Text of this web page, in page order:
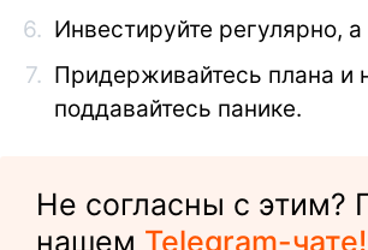
Инвестируйте регулярно, а
Придерживайтесь плана и
поддавайтесь панике.
Не согласны с этим?
нашем Telegram-чате!